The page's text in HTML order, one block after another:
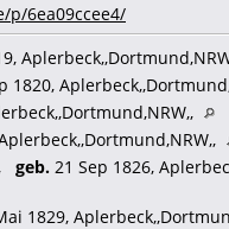
p/6ea09ccee4/
1820,
, geb. 21 Sep 1826,
1829,